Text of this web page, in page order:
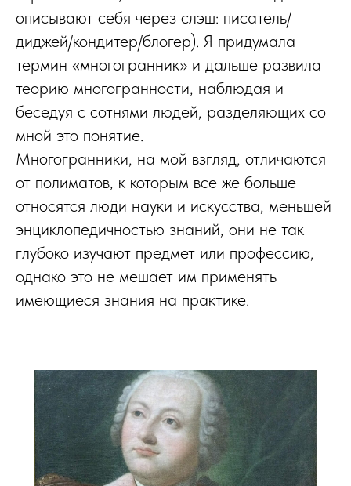
описывают себя через слэш: писатель/
диджей/кондитер/блогер). Я придумала
термин «многогранник» и дальше развила
теорию многогранности, наблюдая и
беседуя с сотнями людей, разделяющих со
мной это понятие.
Многогранники, на мой взгляд, отличаются
от полиматов, к которым все же больше
относятся люди науки и искусства, меньшей
энциклопедичностью знаний, они не так
глубоко изучают предмет или профессию,
однако это не мешает им применять
имеющиеся знания на практике.